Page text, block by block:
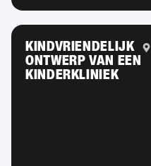
KINDVRIENDELIJK
ONTWERP VAN EEN
KINDERKLINIEK